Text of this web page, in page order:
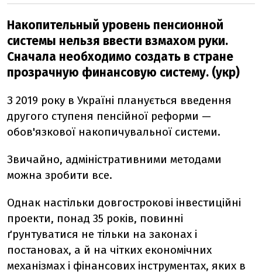
Накопительный уровень пенсионной
системы нельзя ввести взмахом руки.
Сначала необходимо создать в стране
прозрачную финансовую систему. (укр)
З 2019 року в Україні планується введення
другого ступеня пенсійної реформи —
обов'язкової накопичувальної системи.
Звичайно, адміністративними методами
можна зробити все.
Однак настільки довгострокові інвестиційні
проекти, понад 35 років, повинні
ґрунтуватися не тільки на законах і
постановах, а й на чітких економічних
механізмах і фінансових інструментах, яких в